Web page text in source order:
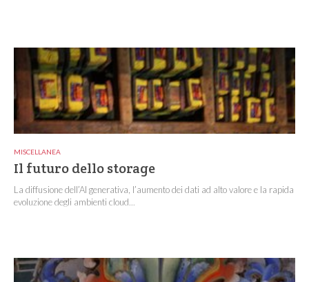
MISCELLANEA
Il futuro dello storage
La diffusione dell’AI generativa, l’aumento dei dati ad alto valore e la rapida
evoluzione degli ambienti cloud...